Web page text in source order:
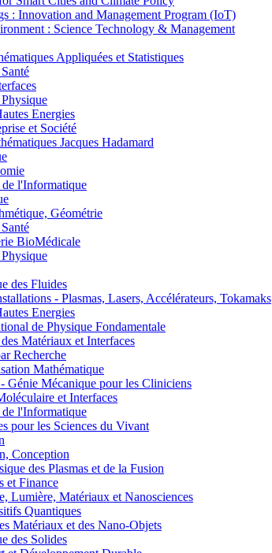
: Innovation and Management Program (IoT)
: Science Technology & Management
Appliquées et Statistiques
Energies
et Société
Jacques Hadamard
l'Informatique
Géométrie
BioMédicale
des Fluides
- Plasmas, Lasers, Accélérateurs, Tokamaks
Energies
de Physique Fondamentale
Matériaux et Interfaces
Recherche
Mathématique
Mécanique pour les Cliniciens
et Interfaces
l'Informatique
pour les Sciences du Vivant
Conception
des Plasmas et de la Fusion
et Finance
Matériaux et Nanosciences
Quantiques
Matériaux et des Nano-Objets
des Solides